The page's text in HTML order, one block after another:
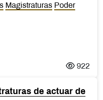
Magistraturas Poder
922
de actuar de